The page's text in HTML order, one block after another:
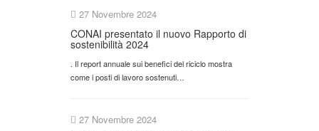
27 Novembre 2024
CONAI presentato il nuovo Rapporto di
sostenibilità 2024
. Il report annuale sui benefici del riciclo mostra
come i posti di lavoro sostenuti…
27 Novembre 2024